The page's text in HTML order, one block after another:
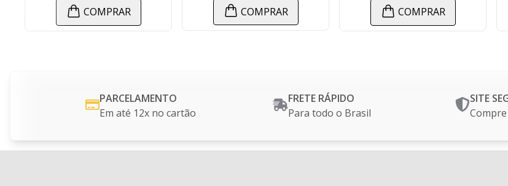
PARCELAMENTO
Em até 12x no cartão
FRETE RÁPIDO
Para todo o Brasil
SITE